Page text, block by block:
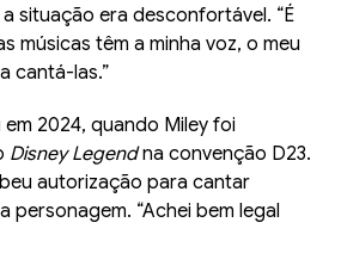
situação era desconfortável. “É
músicas têm a minha voz, o meu
cantá-las.”
2024, quando Miley foi
Disney Legendna convenção D23.
autorização para cantar
personagem. “Achei bem legal